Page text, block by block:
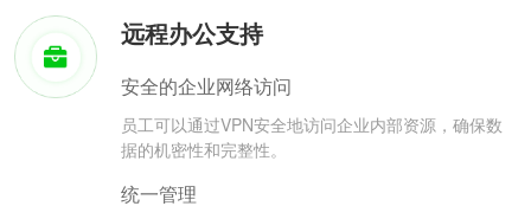
远程办公支持
安全的企业网络访问
员工可以通过VPN安全地访问企业内部资源，确保数
据的机密性和完整性。
统一管理